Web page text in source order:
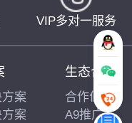
VIP多对一服务
案
案
生态合作
合作伙伴
A9推广